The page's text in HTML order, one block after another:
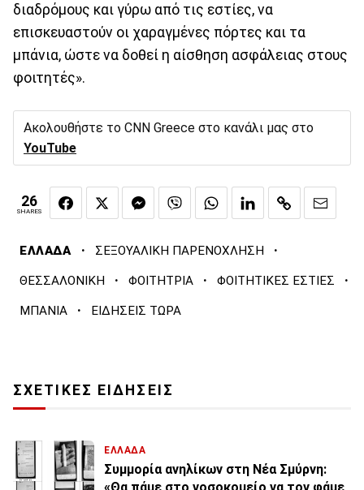
διαδρόμους και γύρω από τις εστίες, να
επισκευαστούν οι χαραγμένες πόρτες και τα
μπάνια, ώστε να δοθεί η αίσθηση ασφάλειας στους
φοιτητές».
Ακολουθήστε το CNN Greece στο κανάλι μας στο
YouTube
26
SHARES
ΕΛΛΑΔΑ · ΣΕΞΟΥΑΛΙΚΗ ΠΑΡΕΝΟΧΛΗΣΗ ·
ΘΕΣΣΑΛΟΝΙΚΗ · ΦΟΙΤΗΤΡΙΑ · ΦΟΙΤΗΤΙΚΕΣ ΕΣΤΙΕΣ ·
ΜΠΑΝΙΑ · ΕΙΔΗΣΕΙΣ ΤΩΡΑ
ΣΧΕΤΙΚΕΣ ΕΙΔΗΣΕΙΣ
ΕΛΛΑΔΑ
Συμμορία ανηλίκων στη Νέα Σμύρνη: